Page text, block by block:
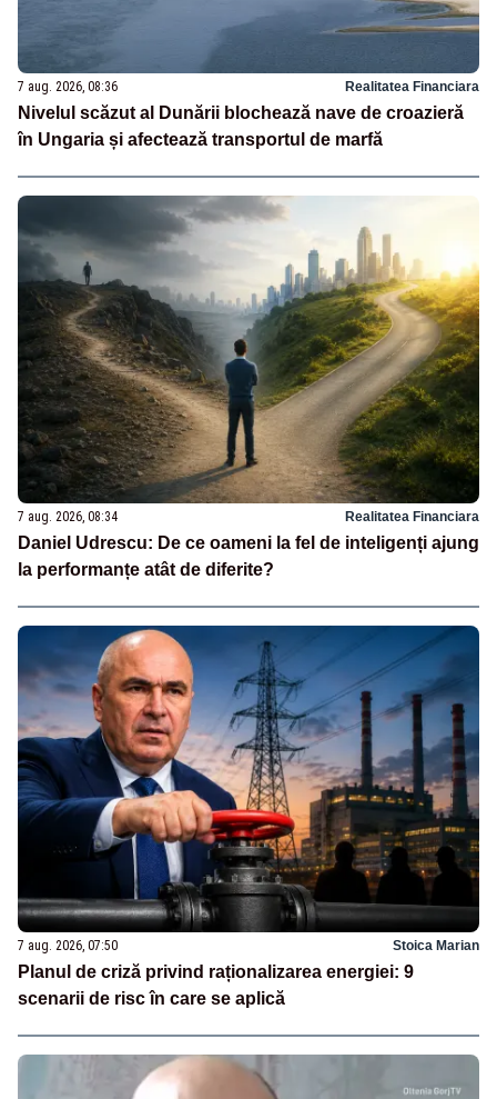
7 aug. 2026, 08:36 Realitatea Financiara
Nivelul scăzut al Dunării blochează nave de croazieră
în Ungaria și afectează transportul de marfă
7 aug. 2026, 08:34 Realitatea Financiara
Daniel Udrescu: De ce oameni la fel de inteligenți ajung
la performanțe atât de diferite?
7 aug. 2026, 07:50 Stoica Marian
Planul de criză privind raționalizarea energiei: 9
scenarii de risc în care se aplică